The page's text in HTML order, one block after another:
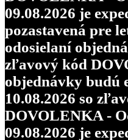
09.08.2026 je
pozastavená pre
odosielaní
zľavový kód
objednávky budú
10.08.2026 so
DOVOLENKA -
09.08.2026 je